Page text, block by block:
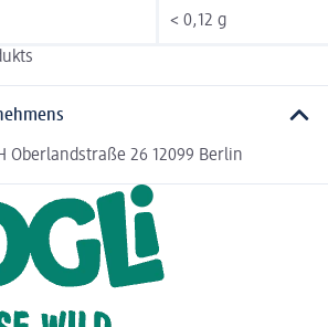
< 0,12 g
Oberlandstraße 26 12099 Berlin